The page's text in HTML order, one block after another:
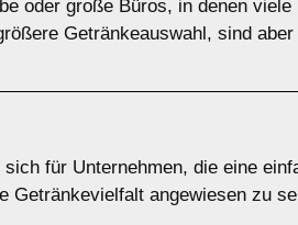
oder große Büros, in denen viele
Getränkeauswahl, sind
für Unternehmen, die eine
Getränkevielfalt angewiesen zu